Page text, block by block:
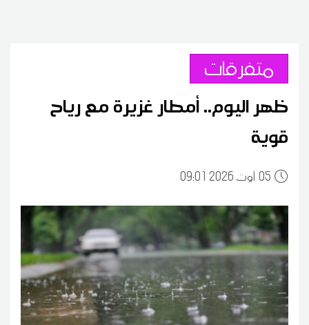
متفرقات
ظهر اليوم.. أمطار غزيرة مع رياح
قوية
0509:01 2026 أوت